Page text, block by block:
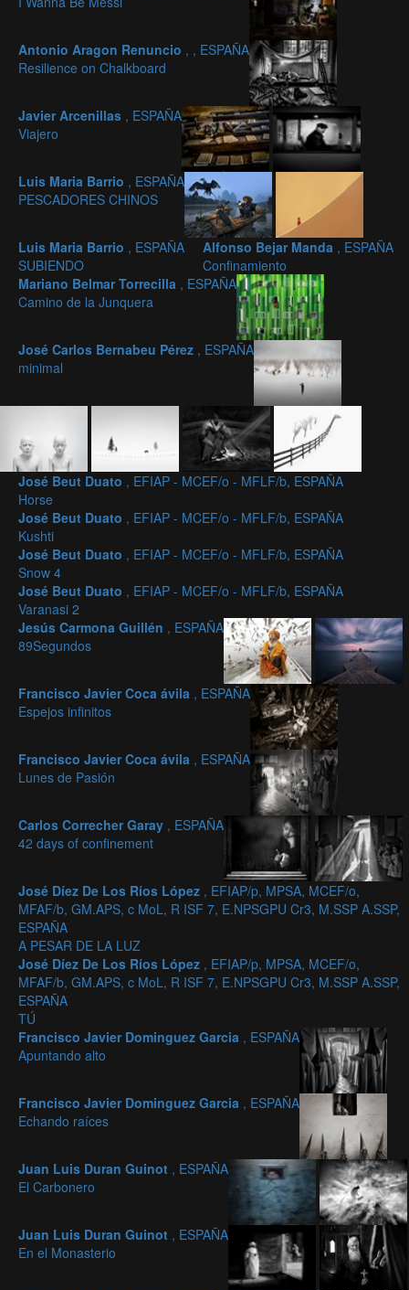
Antonio Aragon Renuncio , , ESPAÑA
Resilience on Chalkboard
Javier Arcenillas , ESPAÑA
Viajero
Luis Maria Barrio , ESPAÑA
PESCADORES CHINOS
Luis Maria Barrio , ESPAÑA
SUBIENDO
Alfonso Bejar Manda , ESPAÑA
Confinamiento
Mariano Belmar Torrecilla , ESPAÑA
Camino de la Junquera
José Carlos Bernabeu Pérez , ESPAÑA
minimal
José Beut Duato , EFIAP - MCEF/o - MFLF/b, ESPAÑA
Horse
José Beut Duato , EFIAP - MCEF/o - MFLF/b, ESPAÑA
Kushti
José Beut Duato , EFIAP - MCEF/o - MFLF/b, ESPAÑA
Snow 4
José Beut Duato , EFIAP - MCEF/o - MFLF/b, ESPAÑA
Varanasi 2
Jesús Carmona Guillén , ESPAÑA
89Segundos
Francisco Javier Coca ávila , ESPAÑA
Espejos infinitos
Francisco Javier Coca ávila , ESPAÑA
Lunes de Pasión
Carlos Correcher Garay , ESPAÑA
42 days of confinement
José Díez De Los Ríos López , EFIAP/p, MPSA, MCEF/o,
MFAF/b, GM.APS, c MoL, R ISF 7, E.NPSGPU Cr3, M.SSP A.SSP,
ESPAÑA
A PESAR DE LA LUZ
José Díez De Los Ríos López , EFIAP/p, MPSA, MCEF/o,
MFAF/b, GM.APS, c MoL, R ISF 7, E.NPSGPU Cr3, M.SSP A.SSP,
ESPAÑA
TÚ
Francisco Javier Dominguez Garcia , ESPAÑA
Apuntando alto
Francisco Javier Dominguez Garcia , ESPAÑA
Echando raíces
Juan Luis Duran Guinot , ESPAÑA
El Carbonero
Juan Luis Duran Guinot , ESPAÑA
En el Monasterio